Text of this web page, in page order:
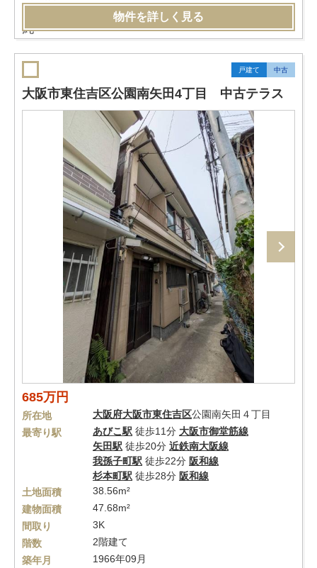
物件を詳しく見る
戸建て 中古
大阪市東住吉区公園南矢田4丁目 中古テラス
685万円
所在地 大阪府大阪市東住吉区公園南矢田４丁目
最寄り駅
あびこ駅 徒歩11分 大阪市御堂筋線
矢田駅 徒歩20分 近鉄南大阪線
我孫子町駅 徒歩22分 阪和線
杉本町駅 徒歩28分 阪和線
土地面積
38.56m²
建物面積
47.68m²
間取り
3K
階数
2階建て
築年月
1966年09月